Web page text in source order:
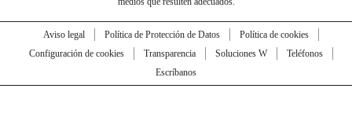
Aviso legal Política de Protección de Datos
Política de cookies
Configuración de cookies
Transparencia Soluciones W
Teléfonos
Escríbanos